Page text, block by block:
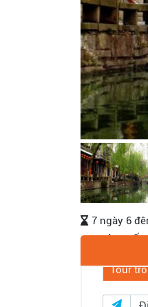
Tour
7 ngày 6